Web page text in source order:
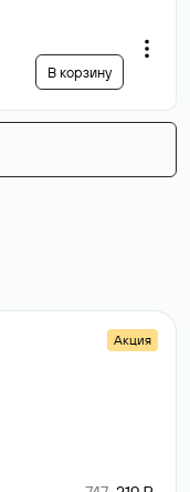
В корзину
Акция